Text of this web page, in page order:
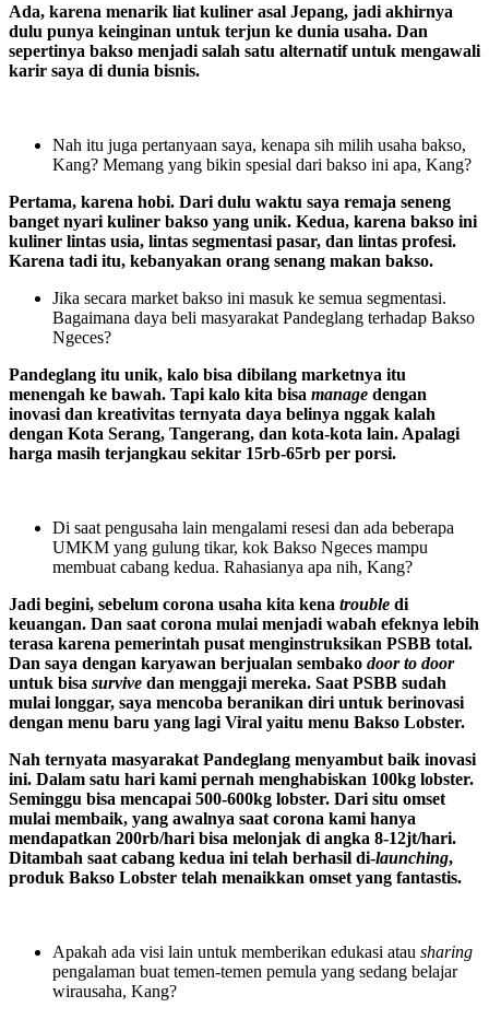
Ada, karena menarik liat kuliner asal Jepang, jadi akhirnya
dulu punya keinginan untuk terjun ke dunia usaha. Dan
sepertinya bakso menjadi salah satu alternatif untuk mengawali
karir saya di dunia bisnis.
Nah itu juga pertanyaan saya, kenapa sih milih usaha bakso,
Kang? Memang yang bikin spesial dari bakso ini apa, Kang?
Pertama, karena hobi. Dari dulu waktu saya remaja seneng
banget nyari kuliner bakso yang unik. Kedua, karena bakso ini
kuliner lintas usia, lintas segmentasi pasar, dan lintas profesi.
Karena tadi itu, kebanyakan orang senang makan bakso.
Jika secara market bakso ini masuk ke semua segmentasi.
Bagaimana daya beli masyarakat Pandeglang terhadap Bakso
Ngeces?
Pandeglang itu unik, kalo bisa dibilang marketnya itu
menengah ke bawah. Tapi kalo kita bisa manage dengan
inovasi dan kreativitas ternyata daya belinya nggak kalah
dengan Kota Serang, Tangerang, dan kota-kota lain. Apalagi
harga masih terjangkau sekitar 15rb-65rb per porsi.
Di saat pengusaha lain mengalami resesi dan ada beberapa
UMKM yang gulung tikar, kok Bakso Ngeces mampu
membuat cabang kedua. Rahasianya apa nih, Kang?
Jadi begini, sebelum corona usaha kita kena trouble di
keuangan. Dan saat corona mulai menjadi wabah efeknya lebih
terasa karena pemerintah pusat menginstruksikan PSBB total.
Dan saya dengan karyawan berjualan sembako door to door
untuk bisa survive dan menggaji mereka. Saat PSBB sudah
mulai longgar, saya mencoba beranikan diri untuk berinovasi
dengan menu baru yang lagi Viral yaitu menu Bakso Lobster.
Nah ternyata masyarakat Pandeglang menyambut baik inovasi
ini. Dalam satu hari kami pernah menghabiskan 100kg lobster.
Seminggu bisa mencapai 500-600kg lobster. Dari situ omset
mulai membaik, yang awalnya saat corona kami hanya
mendapatkan 200rb/hari bisa melonjak di angka 8-12jt/hari.
Ditambah saat cabang kedua ini telah berhasil di-launching,
produk Bakso Lobster telah menaikkan omset yang fantastis.
Apakah ada visi lain untuk memberikan edukasi atau sharing
pengalaman buat temen-temen pemula yang sedang belajar
wirausaha, Kang?